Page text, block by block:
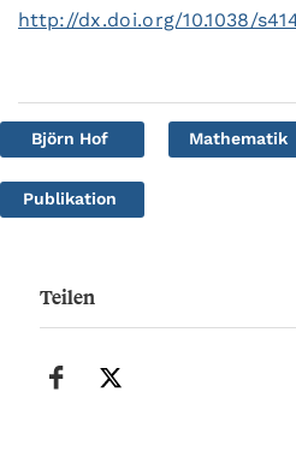
http://dx.doi.org/10.1038/
Björn Hof Mathematik
Publikation
Teilen